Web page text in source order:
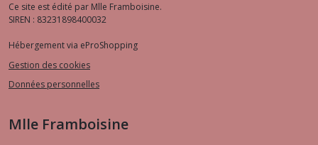
Ce site est édité par Mlle Framboisine.
SIREN : 83231898400032
Hébergement via eProShopping
Gestion des cookies
Données personnelles
Mlle Framboisine